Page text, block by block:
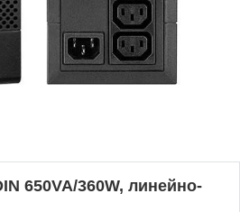
650VA/360W, линейно-